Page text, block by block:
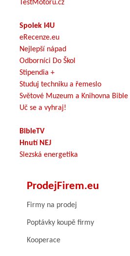
TestMotoru.cz
Spolek I4U
eRecenze.eu
Nejlepší nápad
Odborníci Do Škol
Stipendia +
Studuj techniku a řemeslo
Světové Muzeum a Knihovna Bible
Uč se a vyhraj!
BibleTV
Hnutí NEJ
Slezská energetika
ProdejFirem.eu
Firmy na prodej
Poptávky koupě firmy
Kooperace